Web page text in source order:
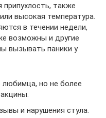
припухлость, также
высокая температура.
в течении недели,
возможны и другие
вызывать паники у
любимца, но не более
и нарушения стула.